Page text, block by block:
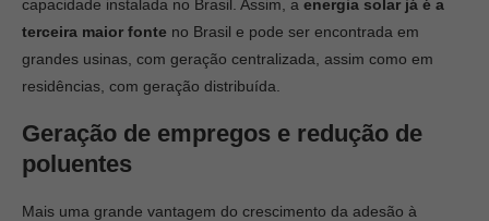
capacidade instalada no Brasil. Assim, a energia solar já é a
terceira maior fonte no Brasil e pode ser encontrada em
grandes usinas, com geração centralizada, assim como em
residências, com geração distribuída.
Geração de empregos e redução de
poluentes
Mais uma grande vantagem do crescimento da adesão à